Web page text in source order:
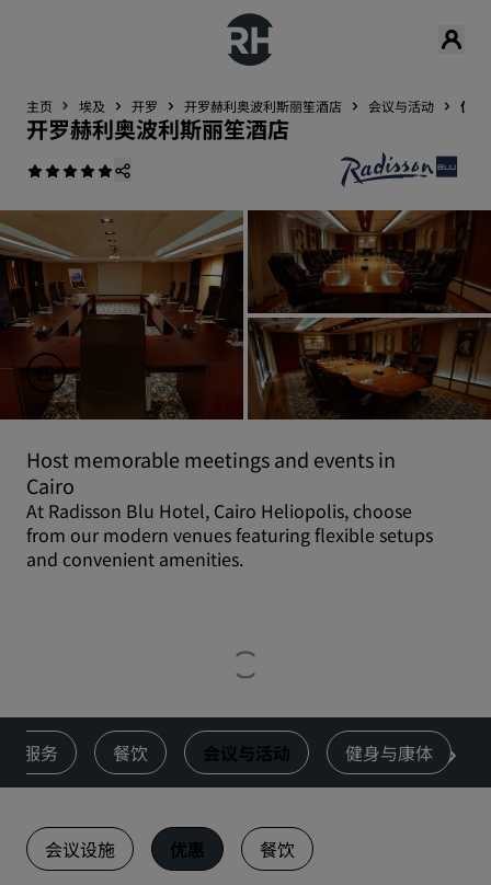
主页 埃及 开罗 开罗赫利奥波利斯丽笙酒店 会议与活动 优惠
开罗赫利奥波利斯丽笙酒店
Host memorable meetings and events in
Cairo
At Radisson Blu Hotel, Cairo Heliopolis, choose
from our modern venues featuring flexible setups
and convenient amenities.
服务 餐饮 会议与活动 健身与康体
会议设施 优惠 餐饮